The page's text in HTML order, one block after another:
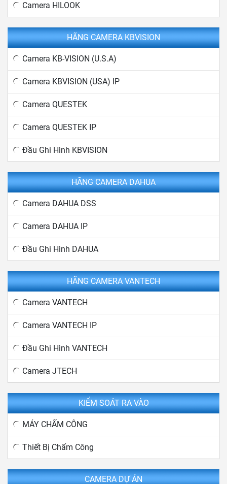
Camera HILOOK
HÃNG CAMERA KBVISION
Camera KB-VISION (U.S.A)
Camera KBVISION (USA) IP
Camera QUESTEK
Camera QUESTEK IP
Đầu Ghi Hình KBVISION
HÃNG CAMERA DAHUA
Camera DAHUA DSS
Camera DAHUA IP
Đầu Ghi Hình DAHUA
HÃNG CAMERA VANTECH
Camera VANTECH
Camera VANTECH IP
Đầu Ghi Hình VANTECH
Camera JTECH
KIỂM SOÁT RA VÀO
MÁY CHẤM CÔNG
Thiết Bị Chấm Công
CAMERA DỰ ÁN